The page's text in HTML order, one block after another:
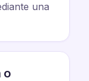
una
o